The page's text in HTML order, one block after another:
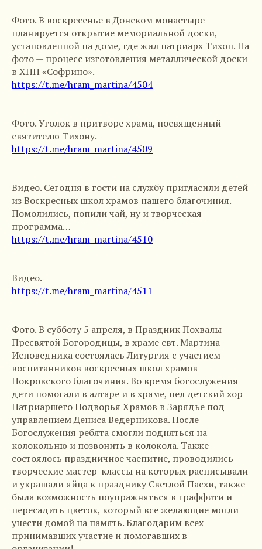
Фото. В воскресенье в Донском монастыре
планируется открытие мемориальной доски,
установленной на доме, где жил патриарх Тихон. На
фото — процесс изготовления металлической доски
в ХПП «Софрино».
https://t.me/hram_martina/4504
Фото. Уголок в притворе храма, посвященный
святителю Тихону.
https://t.me/hram_martina/4509
Видео. Сегодня в гости на службу пригласили детей
из Воскресных школ храмов нашего благочиния.
Помолились, попили чай, ну и творческая
программа…
https://t.me/hram_martina/4510
Видео.
https://t.me/hram_martina/4511
Фото. В субботу 5 апреля, в Праздник Похвалы
Пресвятой Богородицы, в храме свт. Мартина
Исповедника состоялась Литургия с участием
воспитанников воскресных школ храмов
Покровского благочиния. Во время богослужения
дети помогали в алтаре и в храме, пел детский хор
Патриаршего Подворья Храмов в Зарядье под
управлением Дениса Ведерникова. После
Богослужения ребята смогли подняться на
колокольню и позвонить в колокола. Также
состоялось праздничное чаепитие, проводились
творческие мастер-классы на которых расписывали
и украшали яйца к празднику Светлой Пасхи, также
была возможность поупражняться в граффити и
пересадить цветок, который все желающие могли
унести домой на память. Благодарим всех
принимавших участие и помогавших в